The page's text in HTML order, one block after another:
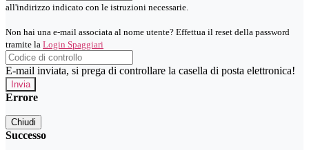
all'indirizzo indicato con le istruzioni necessarie.
Non hai una e-mail associata al nome utente? Effettua il reset della password
tramite la Login Spaggiari
E-mail inviata, si prega di controllare la casella di posta elettronica!
Errore
Chiudi
Successo